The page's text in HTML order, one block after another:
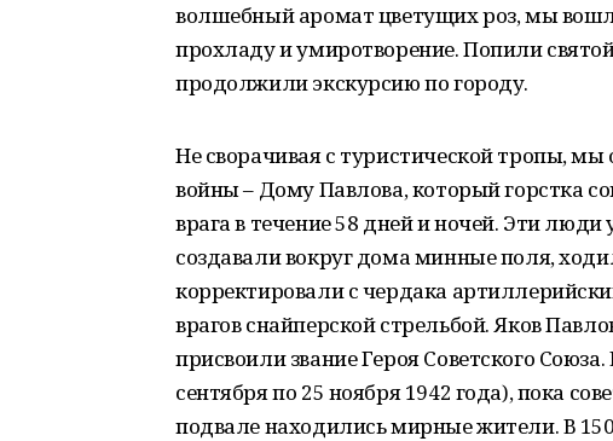
волшебный аромат цветущих роз, мы
прохладу и умиротворение. Попили
продолжили экскурсию по городу.
Не сворачивая с туристической тропы,
войны – Дому Павлова, который горстка
врага в течение 58 дней и ночей. Эти
создавали вокруг дома минные поля,
корректировали с чердака
врагов снайперской стрельбой. Яков
присвоили звание Героя Советского
сентября по 25 ноября 1942 года), пока
подвале находились мирные жители. В